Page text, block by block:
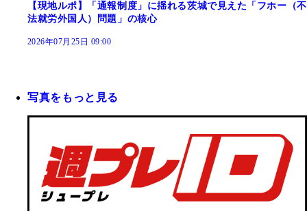
【現地ルポ】「通報制度」に揺れる茨城で見えた「フホー（不
法就労外国人）問題」の核心
2026年07月25日 09:00
写真をもっと見る